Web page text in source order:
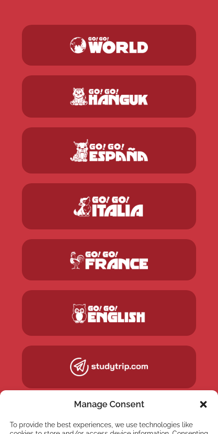
Manage Consent
To provide the best experiences, we use technologies like